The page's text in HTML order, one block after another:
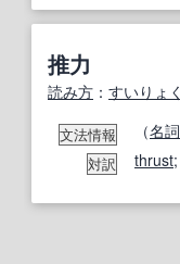
推力
読み方 ： すいりょく
文法情報 （名詞
対訳 thrust;